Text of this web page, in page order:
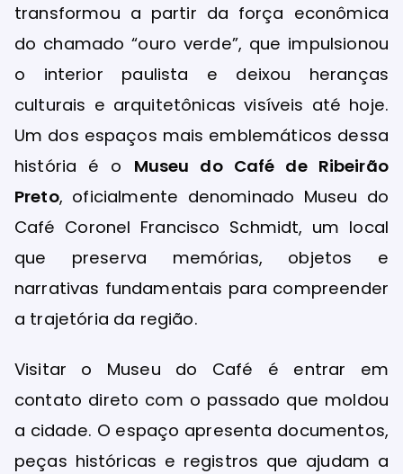
transformou a partir da força econômica
do chamado “ouro verde”, que impulsionou
o interior paulista e deixou heranças
culturais e arquitetônicas visíveis até hoje.
Um dos espaços mais emblemáticos dessa
história é o Museu do Café de Ribeirão
Preto, oficialmente denominado Museu do
Café Coronel Francisco Schmidt, um local
que preserva memórias, objetos e
narrativas fundamentais para compreender
a trajetória da região.
Visitar o Museu do Café é entrar em
contato direto com o passado que moldou
a cidade. O espaço apresenta documentos,
peças históricas e registros que ajudam a